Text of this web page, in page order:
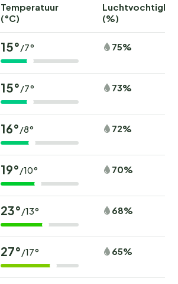
Temperatuur
(°C)
(%)
15° /7° 75%
15° /7° 73%
16° /8° 72%
19° /10° 70%
23° /13° 68%
27° /17° 65%